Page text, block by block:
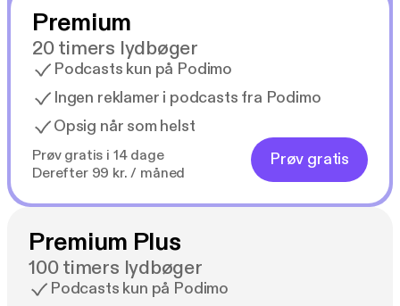
Premium
20 timers lydbøger
Podcasts kun på Podimo
Ingen reklamer i podcasts fra Podimo
Opsig når som helst
Prøv gratis i 14 dage
Derefter 99 kr. / måned
Prøv gratis
Premium Plus
100 timers lydbøger
Podcasts kun på Podimo